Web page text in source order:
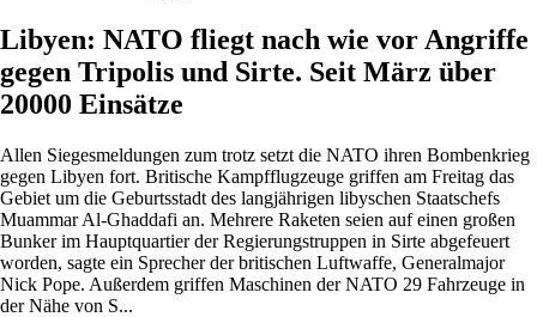
Libyen: NATO fliegt nach wie vor Angriffe
gegen Tripolis und Sirte. Seit März über
20000 Einsätze
Allen Siegesmeldungen zum trotz setzt die NATO ihren Bombenkrieg
gegen Libyen fort. Britische Kampfflugzeuge griffen am Freitag das
Gebiet um die Geburtsstadt des langjährigen libyschen Staatschefs
Muammar Al-Ghaddafi an. Mehrere Raketen seien auf einen großen
Bunker im Hauptquartier der Regierungstruppen in Sirte abgefeuert
worden, sagte ein Sprecher der britischen Luftwaffe, Generalmajor
Nick Pope. Außerdem griffen Maschinen der NATO 29 Fahrzeuge in
der Nähe von S...